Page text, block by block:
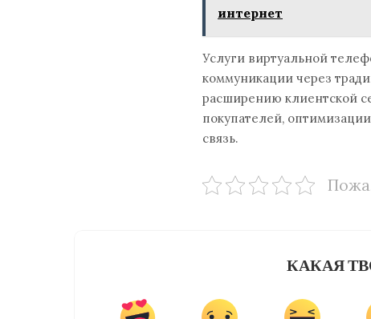
интернет
Услуги виртуальной
коммуникации через
расширению клиентской
покупателей,
связь.
КАКАЯ